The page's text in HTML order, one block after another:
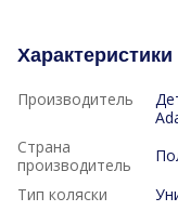
Характеристики
Производитель
Страна
производитель
Тип коляски